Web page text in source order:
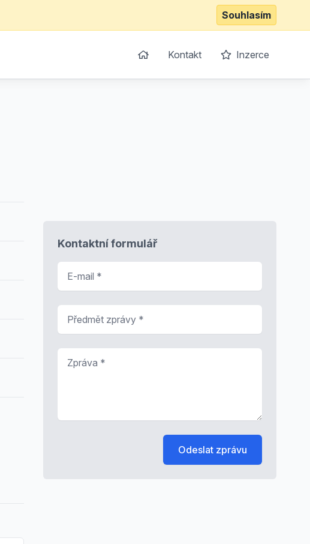
Souhlasím
Kontakt Inzerce
Kontaktní formulář
Odeslat zprávu